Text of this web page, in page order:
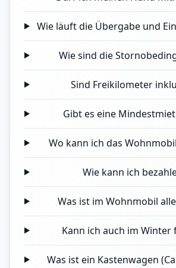
Wie läuft die Übergabe und
Wie sind die
Sind Freikilometer
Gibt es eine
Wo kann ich das
Wie kann ich
Was ist im Wohnmobil
Kann ich auch im Winter
Was ist ein Kastenwagen